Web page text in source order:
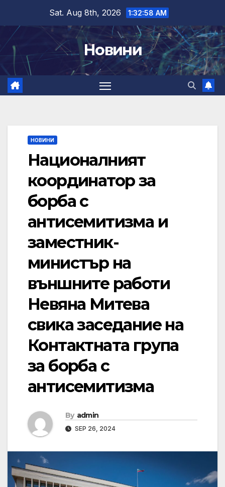
content
Sat. Aug 8th, 2026 1:32:59 AM
Новини
НОВИНИ
Националният
координатор за
борба с
антисемитизма и
заместник-
министър на
външните работи
Невяна Митева
свика заседание на
Контактната група
за борба с
антисемитизма
By admin
SEP 26, 2024